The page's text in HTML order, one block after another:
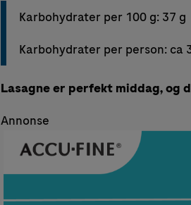
Karbohydrater per 100 g: 37 g
Karbohydrater per person: ca
Lasagne er perfekt middag, og
Annonse